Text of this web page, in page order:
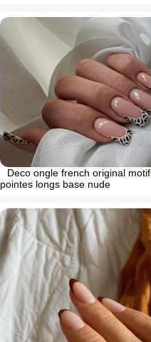
Deco ongle french original
pointes longs base nude